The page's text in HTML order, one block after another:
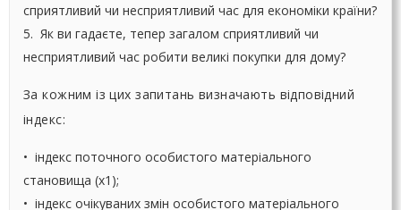
сприятливий чи несприятливий час для економіки країни?
5. Як ви гадаєте, тепер загалом сприятливий чи
несприятливий час робити великі покупки для дому?
За кожним із цих запитань визначають відповідний
індекс:
• індекс поточного особистого матеріального
становища (х1);
• індекс очікуваних змін особистого матеріального